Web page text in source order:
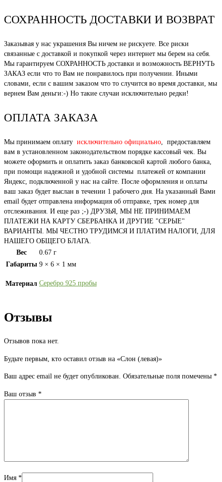
СОХРАННОСТЬ ДОСТАВКИ И ВОЗВРАТ
Заказывая у нас украшения Вы ничем не рискуете. Все риски
связанные с доставкой и покупкой через интернет мы берем на себя.
Мы гарантируем СОХРАННОСТЬ доставки и возможность ВЕРНУТЬ
ЗАКАЗ если что то Вам не понравилось при получении. Иными
словами, если с вашим заказом что то случится во время доставки, мы
вернем Вам деньги:-) Но такие случаи исключительно редки!
ОПЛАТА ЗАКАЗА
Мы принимаем оплату исключительно официально, предоставляем
вам в установленном законодательством порядке кассовый чек. Вы
можете оформить и оплатить заказ банковской картой любого банка,
при помощи надежной и удобной системы платежей от компании
Яндекс, подключенной у нас на сайте. После оформления и оплаты
ваш заказ будет выслан в течении 1 рабочего дня. На указанный Вами
email будет отправлена информация об отправке, трек номер для
отслеживания. И еще раз ;-) ДРУЗЬЯ, МЫ НЕ ПРИНИМАЕМ
ПЛАТЕЖИ НА КАРТУ СБЕРБАНКА И ДРУГИЕ "СЕРЫЕ"
ВАРИАНТЫ. МЫ ЧЕСТНО ТРУДИМСЯ И ПЛАТИМ НАЛОГИ, ДЛЯ
НАШЕГО ОБЩЕГО БЛАГА.
Вес
0.67 г
Габариты 9 × 6 × 1 мм
Материал Серебро 925 пробы
Отзывы
Отзывов пока нет.
Будьте первым, кто оставил отзыв на «Слон (левая)»
Ваш адрес email не будет опубликован. Обязательные поля помечены *
Ваш отзыв *
Имя *